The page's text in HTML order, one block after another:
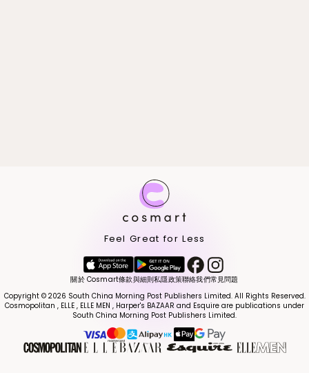
Feel Great for Less
關於 Cosmart條款與細則私隱政策聯絡我們常見問題
Copyright © 2026 South China Morning Post Publishers Limited. All Rights Reserved.
Cosmopolitan , ELLE , ELLE MEN , Harper's BAZAAR and Esquire are publications under
South China Morning Post Publishers Limited.